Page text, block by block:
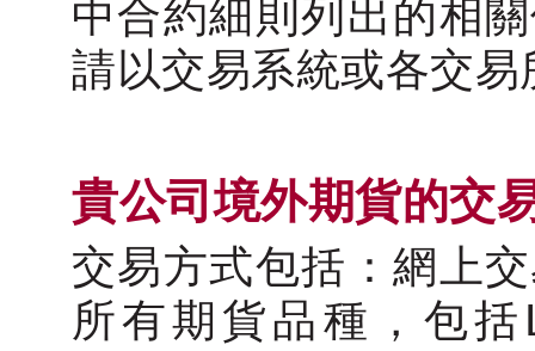
中合約細則列出的相
請以交易系統或各交
貴公司境外期貨的交
交易方式包括：網上
所有期貨品種，包